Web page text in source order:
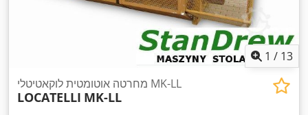
1 / 13
מחרטה אוטומטית לוקאטיטלי MK-LL
LOCATELLI MK-LL